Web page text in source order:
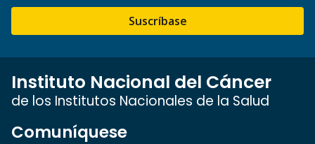
Suscríbase
Instituto Nacional del Cáncer
de los Institutos Nacionales de la Salud
Comuníquese